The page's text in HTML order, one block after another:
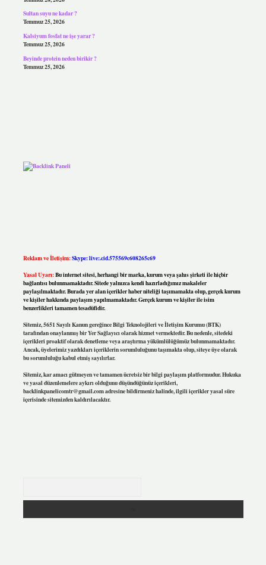
Sultan suyu ne kadar ?
Temmuz 25, 2026
Kalsiyum fosfat ne işe yarar ?
Temmuz 25, 2026
Beyinde protein neden birikir ?
Temmuz 25, 2026
Reklam ve İletişim:Skype: live:.cid.575569c608265c69
Yasal Uyarı:Bu internet sitesi, herhangi bir marka, kurum veya şahıs şirketi ile hiçbir
bağlantısı bulunmamaktadır. Sitede yalnızca kendi hazırladığımız makaleler
paylaşılmaktadır. Burada yer alan içerikler haber niteliği taşımamakta olup, gerçek kurum
ve kişiler hakkında paylaşım yapılmamaktadır. Gerçek kurum ve kişiler ile isim
benzerlikleri tamamen tesadüfidir.
Sitemiz, 5651 Sayılı Kanun gereğince Bilgi Teknolojileri ve İletişim Kurumu (BTK)
tarafından onaylanmış bir Yer Sağlayıcı olarak hizmet vermektedir. Bu nedenle, sitedeki
içerikleri proaktif olarak denetleme veya araştırma yükümlülüğümüz bulunmamaktadır.
Ancak, üyelerimiz yazdıkları içeriklerin sorumluluğunu taşımakta olup, siteye üye olarak
bu sorumluluğu kabul etmiş sayılırlar.
Sitemiz, kar amacı gütmeyen ve tamamen ücretsiz bir bilgi paylaşım platformudur. Hukuka
ve yasal düzenlemelere aykırı olduğunu düşündüğünüz içerikleri,
backlinkpanelicomtr@gmail.comadresine bildirmeniz halinde, ilgili içerikler yasal süre
içerisinde sitemizden kaldırılacaktır.